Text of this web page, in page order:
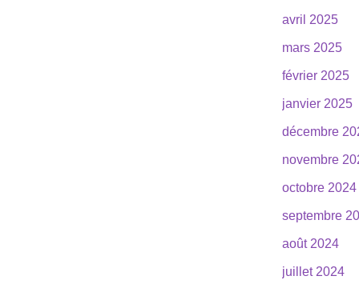
avril 2025
mars 2025
février 2025
janvier 2025
décembre
novembre
octobre 2024
septembre
août 2024
juillet 2024